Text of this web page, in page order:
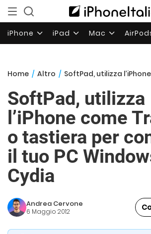
iPhone iPad Mac
Home / Altro / SoftPad, utilizza l’iPhone come Trackpad o tastiera
SoftPad, utilizza
l’iPhone come
o tastiera per
il tuo PC
Cydia
Andrea Cervone
6 Maggio 2012